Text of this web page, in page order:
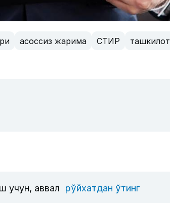
асоссиз жарима СТИР
ташкилот
учун, аввал рўйхатдан ўтинг